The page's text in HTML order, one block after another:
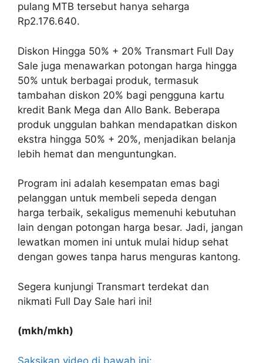
pulang MTB tersebut hanya seharga
Rp2.176.640.
Diskon Hingga 50% + 20% Transmart Full Day
Sale juga menawarkan potongan harga hingga
50% untuk berbagai produk, termasuk
tambahan diskon 20% bagi pengguna kartu
kredit Bank Mega dan Allo Bank. Beberapa
produk unggulan bahkan mendapatkan diskon
ekstra hingga 50% + 20%, menjadikan belanja
lebih hemat dan menguntungkan.
Program ini adalah kesempatan emas bagi
pelanggan untuk membeli sepeda dengan
harga terbaik, sekaligus memenuhi kebutuhan
lain dengan potongan harga besar. Jadi, jangan
lewatkan momen ini untuk mulai hidup sehat
dengan gowes tanpa harus menguras kantong.
Segera kunjungi Transmart terdekat dan
nikmati Full Day Sale hari ini!
(mkh/mkh)
Saksikan video di bawah ini: